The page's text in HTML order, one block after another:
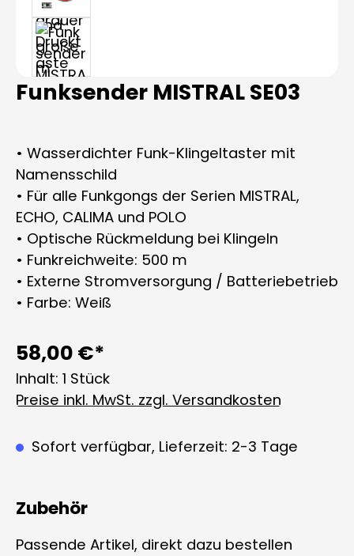
Funksender MISTRAL SE03
• Wasserdichter Funk-Klingeltaster mit
Namensschild
• Für alle Funkgongs der Serien MISTRAL,
ECHO, CALIMA und POLO
• Optische Rückmeldung bei Klingeln
• Funkreichweite: 500 m
• Externe Stromversorgung / Batteriebetrieb
• Farbe: Weiß
58,00 €*
Inhalt: 1 Stück
Preise inkl. MwSt. zzgl. Versandkosten
Sofort verfügbar, Lieferzeit: 2-3 Tage
Zubehör
Passende Artikel, direkt dazu bestellen